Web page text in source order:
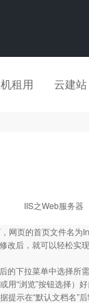
租用 云建站
IIS之Web服务器
页的首页文件名为
后，就可以轻松实
下拉菜单中选择所需
“浏览”按钮选择）好
示在“默认文档名”后